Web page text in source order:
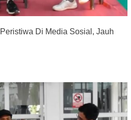
Di Media Sosial, Jauh